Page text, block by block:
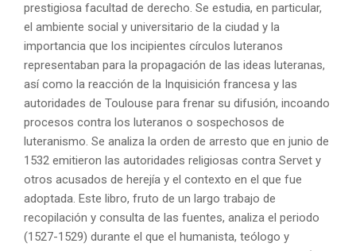
prestigiosa facultad de derecho. Se estudia, en particular,
el ambiente social y universitario de la ciudad y la
importancia que los incipientes círculos luteranos
representaban para la propagación de las ideas luteranas,
así como la reacción de la Inquisición francesa y las
autoridades de Toulouse para frenar su difusión, incoando
procesos contra los luteranos o sospechosos de
luteranismo. Se analiza la orden de arresto que en junio de
1532 emitieron las autoridades religiosas contra Servet y
otros acusados de herejía y el contexto en el que fue
adoptada. Este libro, fruto de un largo trabajo de
recopilación y consulta de las fuentes, analiza el periodo
(1527-1529) durante el que el humanista, teólogo y